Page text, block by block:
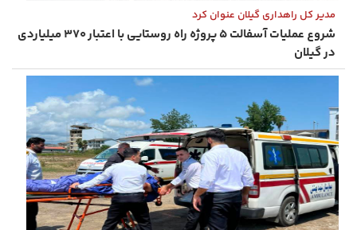
مدیر کل راهداری گیلان عنوان کرد
شروع عملیات آسفالت ۵ پروژه راه ‌روستایی با اعتبار ۳۷۰ میلیاردی
در گیلان